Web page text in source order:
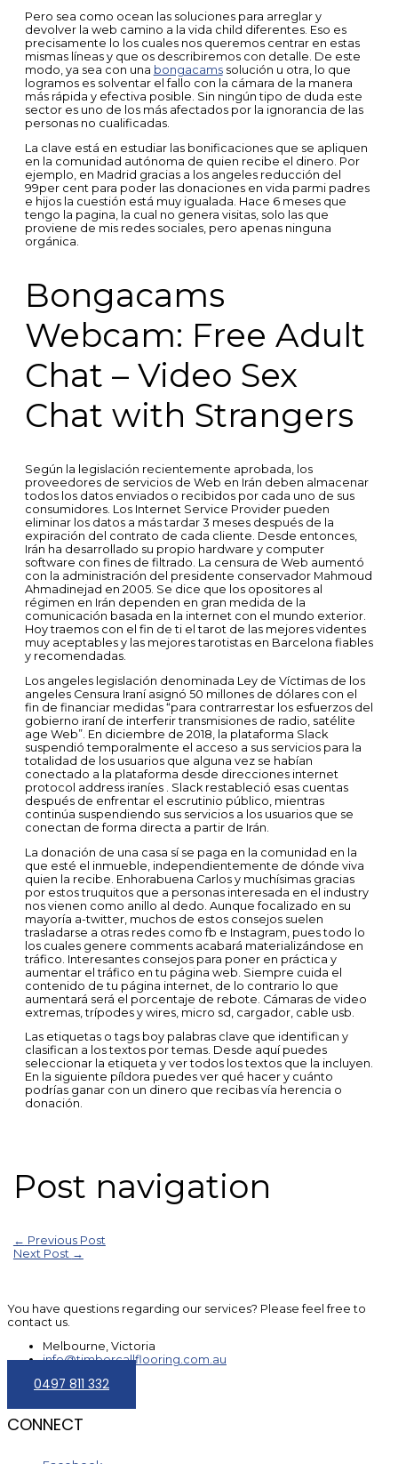
Pero sea como ocean las soluciones para arreglar y
devolver la web camino a la vida child diferentes. Eso es
precisamente lo los cuales nos queremos centrar en estas
mismas líneas y que os describiremos con detalle. De este
modo, ya sea con una bongacamssolución u otra, lo que
logramos es solventar el fallo con la cámara de la manera
más rápida y efectiva posible. Sin ningún tipo de duda este
sector es uno de los más afectados por la ignorancia de las
personas no cualificadas.
La clave está en estudiar las bonificaciones que se apliquen
en la comunidad autónoma de quien recibe el dinero. Por
ejemplo, en Madrid gracias a los angeles reducción del
99per cent para poder las donaciones en vida parmi padres
e hijos la cuestión está muy igualada. Hace 6 meses que
tengo la pagina, la cual no genera visitas, solo las que
proviene de mis redes sociales, pero apenas ninguna
orgánica.
Bongacams
Webcam: Free Adult
Chat – Video Sex
Chat with Strangers
Según la legislación recientemente aprobada, los
proveedores de servicios de Web en Irán deben almacenar
todos los datos enviados o recibidos por cada uno de sus
consumidores. Los Internet Service Provider pueden
eliminar los datos a más tardar 3 meses después de la
expiración del contrato de cada cliente. Desde entonces,
Irán ha desarrollado su propio hardware y computer
software con fines de filtrado. La censura de Web aumentó
con la administración del presidente conservador Mahmoud
Ahmadinejad en 2005. Se dice que los opositores al
régimen en Irán dependen en gran medida de la
comunicación basada en la internet con el mundo exterior.
Hoy traemos con el fin de ti el tarot de las mejores videntes
muy aceptables y las mejores tarotistas en Barcelona fiables
y recomendadas.
Los angeles legislación denominada Ley de Víctimas de los
angeles Censura Iraní asignó 50 millones de dólares con el
fin de financiar medidas “para contrarrestar los esfuerzos del
gobierno iraní de interferir transmisiones de radio, satélite
age Web”. En diciembre de 2018, la plataforma Slack
suspendió temporalmente el acceso a sus servicios para la
totalidad de los usuarios que alguna vez se habían
conectado a la plataforma desde direcciones internet
protocol address iraníes . Slack restableció esas cuentas
después de enfrentar el escrutinio público, mientras
continúa suspendiendo sus servicios a los usuarios que se
conectan de forma directa a partir de Irán.
La donación de una casa sí se paga en la comunidad en la
que esté el inmueble, independientemente de dónde viva
quien la recibe. Enhorabuena Carlos y muchísimas gracias
por estos truquitos que a personas interesada en el industry
nos vienen como anillo al dedo. Aunque focalizado en su
mayoría a-twitter, muchos de estos consejos suelen
trasladarse a otras redes como fb e Instagram, pues todo lo
los cuales genere comments acabará materializándose en
tráfico. Interesantes consejos para poner en práctica y
aumentar el tráfico en tu página web. Siempre cuida el
contenido de tu página internet, de lo contrario lo que
aumentará será el porcentaje de rebote. Cámaras de video
extremas, trípodes y wires, micro sd, cargador, cable usb.
Las etiquetas o tags boy palabras clave que identifican y
clasifican a los textos por temas. Desde aquí puedes
seleccionar la etiqueta y ver todos los textos que la incluyen.
En la siguiente píldora puedes ver qué hacer y cuánto
podrías ganar con un dinero que recibas vía herencia o
donación.
Post navigation
← Previous Post
Next Post →
You have questions regarding our services? Please feel free to
contact us.
Melbourne, Victoria
info@timbercallflooring.com.au
0497 811 332
CONNECT